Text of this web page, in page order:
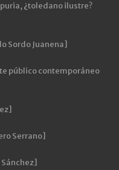
¿toledano ilustre?
Sordo Juanena]
público contemporáneo
Serrano]